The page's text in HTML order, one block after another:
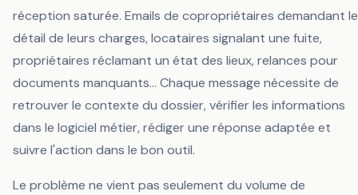
réception saturée. Emails de copropriétaires demandant le
détail de leurs charges, locataires signalant une fuite,
propriétaires réclamant un état des lieux, relances pour
documents manquants... Chaque message nécessite de
retrouver le contexte du dossier, vérifier les informations
dans le logiciel métier, rédiger une réponse adaptée et
suivre l'action dans le bon outil.
Le problème ne vient pas seulement du volume de